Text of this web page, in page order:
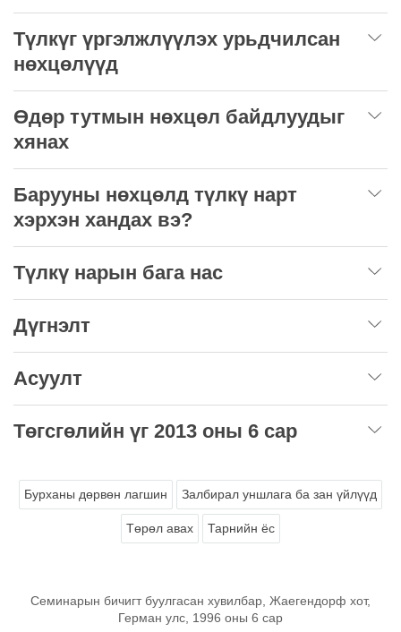
Түлкүг үргэлжлүүлэх урьдчилсан
нөхцөлүүд
Өдөр тутмын нөхцөл байдлуудыг
хянах
Барууны нөхцөлд түлкү нарт
хэрхэн хандах вэ?
Түлкү нарын бага нас
Дүгнэлт
Асуулт
Төгсгөлийн үг 2013 оны 6 сар
Бурханы дөрвөн лагшин Залбирал уншлага ба зан үйлүүд
Төрөл авах Тарнийн ёс
Семинарын бичигт буулгасан хувилбар, Жаегендорф хот,
Герман улс, 1996 оны 6 сар